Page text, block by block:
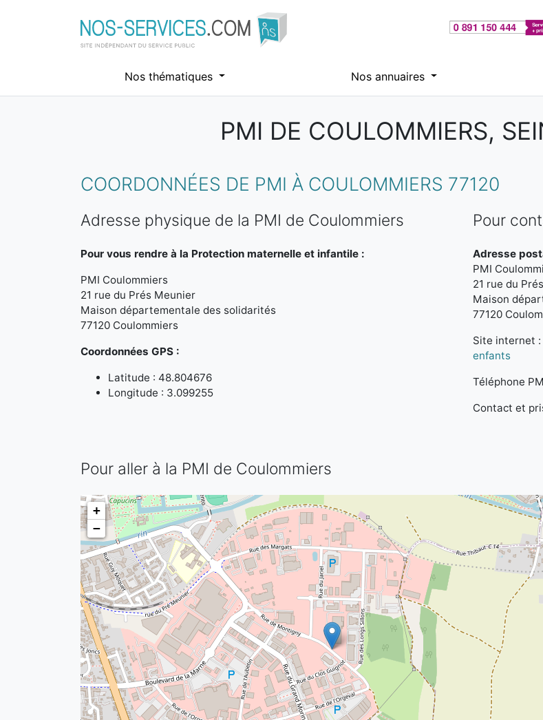
Nos thématiques Nos annuaires
PMI DE COULOMMIERS,
COORDONNÉES DE PMI À COULOMMIERS 77120
Adresse physique de la PMI de Coulommiers
Pour vous rendre à la Protection maternelle et infantile :
PMI Coulommiers
21 rue du Prés Meunier
Maison départementale des solidarités
77120 Coulommiers
Coordonnées GPS :
Latitude : 48.804676
Longitude : 3.099255
Pour
Adresse
PMI
21 rue du
Maison
77120
Site internet :
enfants
Téléphone
Contact et
Pour aller à la PMI de Coulommiers
+
−